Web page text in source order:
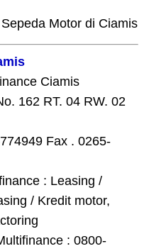
Motor di Ciamis
Ciamis
162 RT. 04 RW. 02
Fax . 0265-
: Leasing /
/ Kredit motor,
: 0800-